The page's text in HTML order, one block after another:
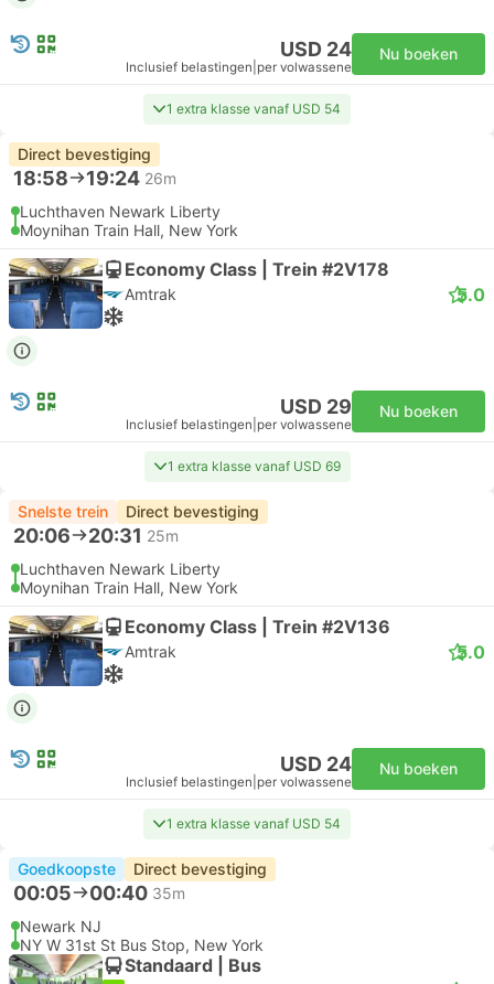
USD 24
Inclusief belastingen per volwassene
Nu boeken
1 extra klasse vanaf USD 54
Direct bevestiging
18:58 19:24 26m
Luchthaven Newark Liberty
Moynihan Train Hall, New York
Economy Class | Trein #2V178
Amtrak 5.0
USD 29
Inclusief belastingen per volwassene
Nu boeken
1 extra klasse vanaf USD 69
Snelste trein Direct bevestiging
20:06 20:31 25m
Luchthaven Newark Liberty
Moynihan Train Hall, New York
Economy Class | Trein #2V136
Amtrak 5.0
USD 24
Inclusief belastingen per volwassene
Nu boeken
1 extra klasse vanaf USD 54
Goedkoopste Direct bevestiging
00:05 00:40 35m
Newark NJ
NY W 31st St Bus Stop, New York
Standaard | Bus